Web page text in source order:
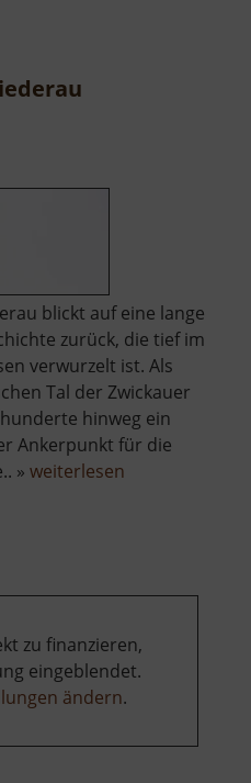
blickt auf eine lange
zurück, die tief im
verwurzelt ist. Als
Tal der Zwickauer
hinweg ein
Ankerpunkt für die
» weiterlesen
zu finanzieren,
eingeblendet.
ändern.